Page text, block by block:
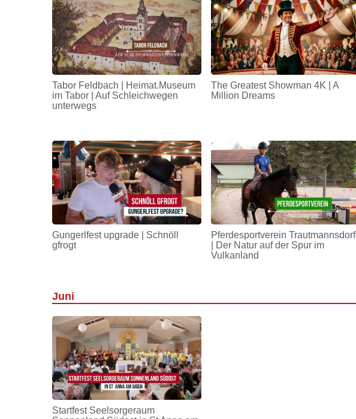
Tabor Feldbach | Heimat.Museum
im Tabor | Auf Schleichwegen
unterwegs
The Greatest Showman 4K | A
Million Dreams
Gungerlfest upgrade | Schnöll
gfrogt
Pferdesportverein Trautmannsdorf
| Der Natur auf der Spur im
Vulkanland
Juni
Startfest Seelsorgeraum